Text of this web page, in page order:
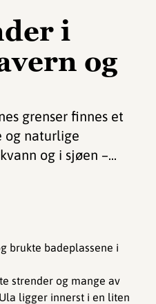
i
og
grenser finnes et
naturlige
og i sjøen –...
brukte badeplassene i
strender og mange av
ligger innerst i en liten